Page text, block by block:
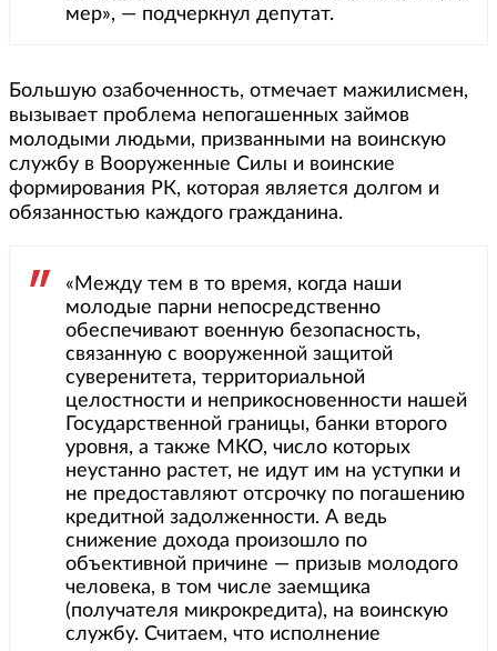
мер», — подчеркнул депутат.
Большую озабоченность, отмечает мажилисмен,
вызывает проблема непогашенных займов
молодыми людьми, призванными на воинскую
службу в Вооруженные Силы и воинские
формирования РК, которая является долгом и
обязанностью каждого гражданина.
«Между тем в то время, когда наши
молодые парни непосредственно
обеспечивают военную безопасность,
связанную с вооруженной защитой
суверенитета, территориальной
целостности и неприкосновенности нашей
Государственной границы, банки второго
уровня, а также МКО, число которых
неустанно растет, не идут им на уступки и
не предоставляют отсрочку по погашению
кредитной задолженности. А ведь
снижение дохода произошло по
объективной причине — призыв молодого
человека, в том числе заемщика
(получателя микрокредита), на воинскую
службу. Считаем, что исполнение